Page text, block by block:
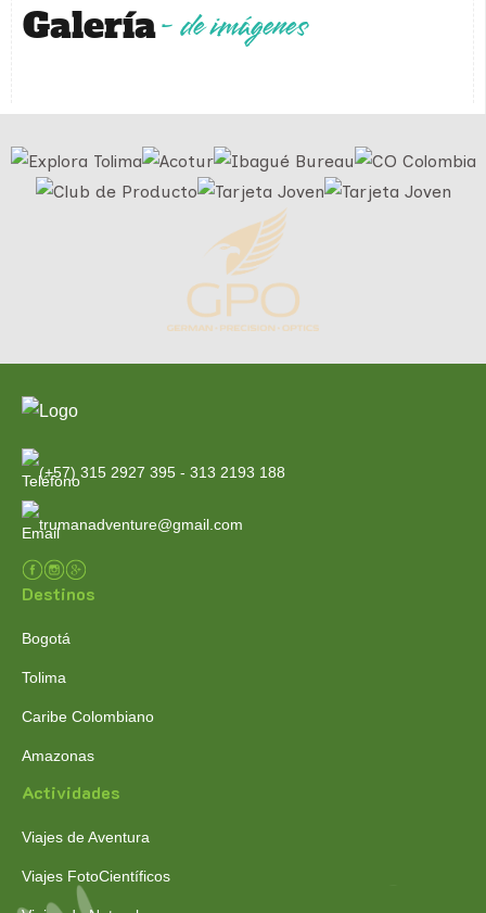
Galería- de imágenes
(+57) 315 2927 395 - 313 2193 188
trumanadventure@gmail.com
Destinos
Bogotá
Tolima
Caribe Colombiano
Amazonas
Actividades
Viajes de Aventura
Viajes FotoCientíficos